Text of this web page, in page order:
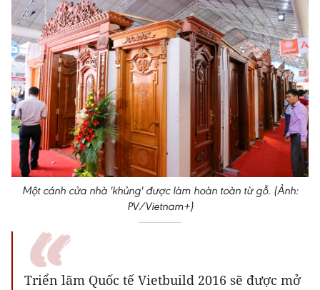
Một cánh cửa nhà 'khủng' được làm hoàn toàn từ gỗ. (Ảnh:
PV/Vietnam+)
Triển lãm Quốc tế Vietbuild 2016 sẽ được mở